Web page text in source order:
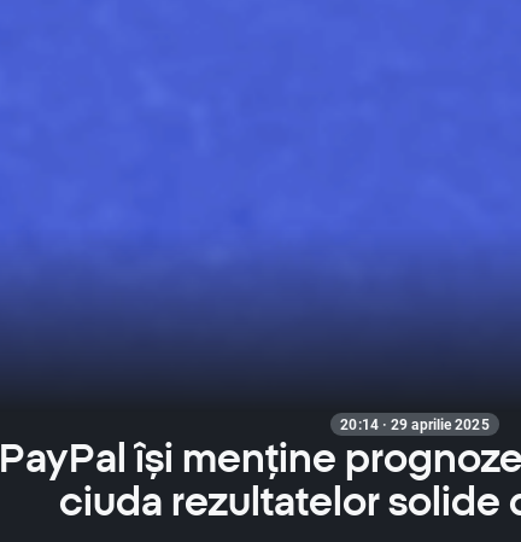
20:14 · 29 aprilie 2025
PayPal își menține
ciuda rezultatelor solide